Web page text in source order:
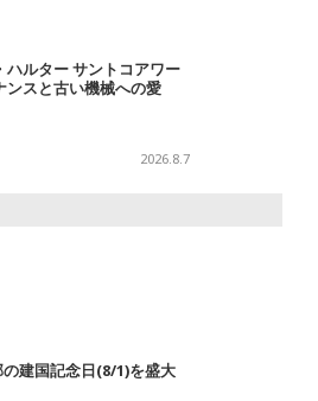
ハルター サントコアワー
ンスと古い機械への愛
2026.8.7
建国記念日(8/1)を盛大